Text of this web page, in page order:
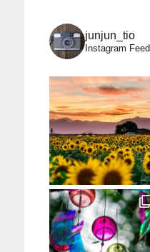
junjun_tio
Instagram Feed